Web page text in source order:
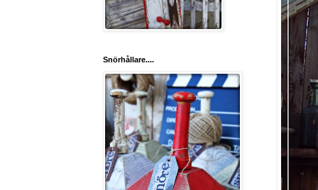
Snörhållare....